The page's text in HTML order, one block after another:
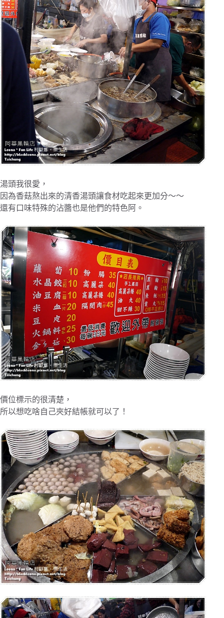
湯頭我很愛，
因為香菇熬出來的清香湯頭讓食材吃起來更加分～～
還有口味特殊的沾醬也是他們的特色阿。
價位標示的很清楚，
所以想吃啥自己夾好結帳就可以了！